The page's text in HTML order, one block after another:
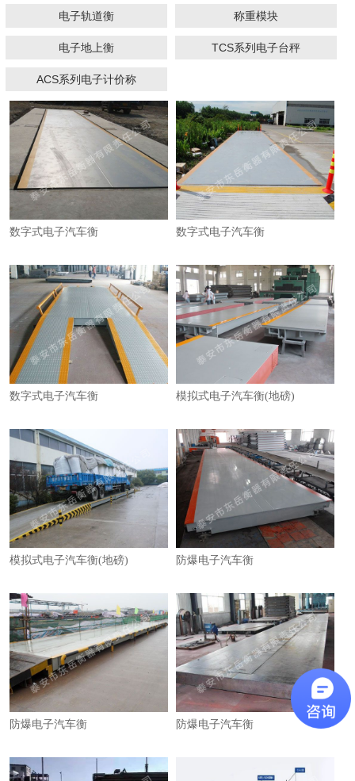
2 3
电子轨道衡 称重模块
电子地上衡 TCS系列电子台秤
ACS系列电子计价称
数字式电子汽车衡 数字式电子汽车衡
数字式电子汽车衡 模拟式电子汽车衡(地磅)
模拟式电子汽车衡(地磅) 防爆电子汽车衡
防爆电子汽车衡 防爆电子汽车衡